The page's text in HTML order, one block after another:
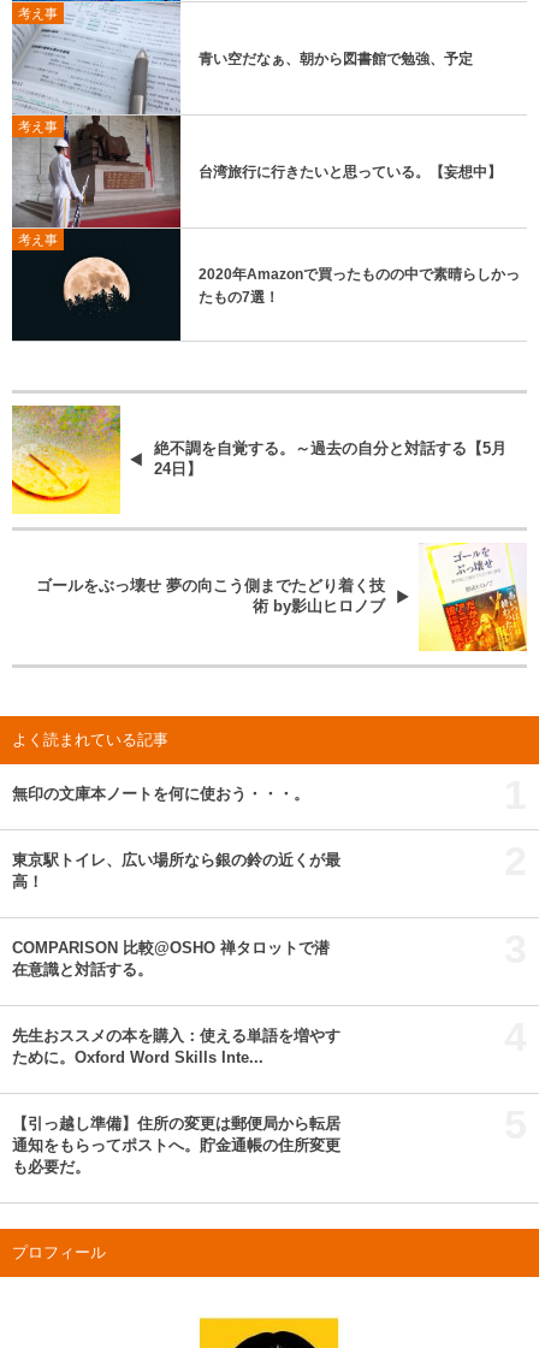
考え事
青い空だなぁ、朝から図書館で勉強、予定
考え事
台湾旅行に行きたいと思っている。【妄想中】
考え事
2020年Amazonで買ったものの中で素晴らしかっ
たもの7選！
絶不調を自覚する。～過去の自分と対話する【5月
24日】
ゴールをぶっ壊せ 夢の向こう側までたどり着く技
術 by影山ヒロノブ
よく読まれている記事
無印の文庫本ノートを何に使おう・・・。
東京駅トイレ、広い場所なら銀の鈴の近くが最
高！
COMPARISON 比較@OSHO 禅タロットで潜
在意識と対話する。
先生おススメの本を購入：使える単語を増やす
ために。Oxford Word Skills Inte...
【引っ越し準備】住所の変更は郵便局から転居
通知をもらってポストへ。貯金通帳の住所変更
も必要だ。
プロフィール